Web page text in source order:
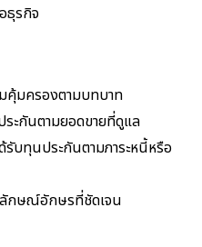
ธุรกิจ
คุ้มครองตามบทบาท
ะกันตามยอดขายที่ดูแล
บทุนประกันตามภาระหนี้หรือ
ลักษณ์อักษรที่ชัดเจน